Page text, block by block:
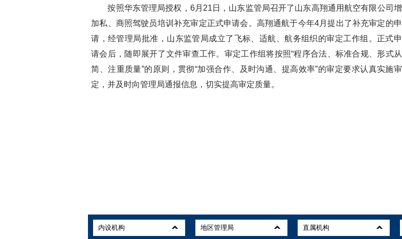
按照华东管理局授权，6月21日，山东监管局召开了山东高翔通用航空有限公司增
加私、商照驾驶员培训补充审定正式申请会。高翔通航于今年4月提出了补充审定的申
请，经管理局批准，山东监管局成立了飞标、适航、航务组织的审定工作组。正式申
请会后，随即展开了文件审查工作。审定工作组将按照“程序合法、标准合规、形式从
简、注重质量”的原则，贯彻“加强合作、及时沟通、提高效率”的审定要求认真实施审
定，并及时向管理局通报信息，切实提高审定质量。